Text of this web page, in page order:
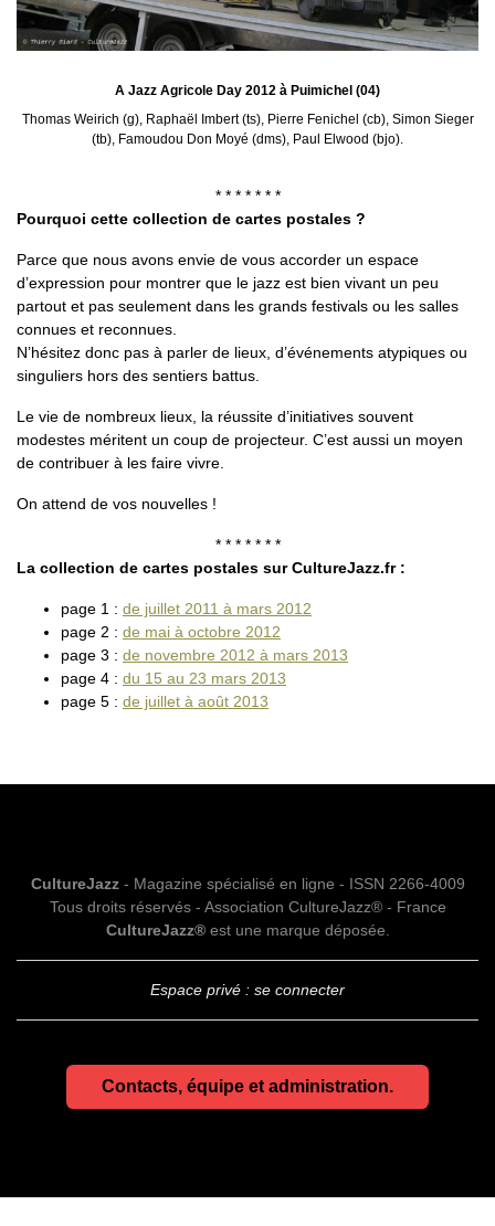
A Jazz Agricole Day 2012 à Puimichel (04)
Thomas Weirich (g), Raphaël Imbert (ts), Pierre Fenichel (cb), Simon Sieger
(tb), Famoudou Don Moyé (dms), Paul Elwood (bjo).
* * * * * * *
Pourquoi cette collection de cartes postales ?
Parce que nous avons envie de vous accorder un espace
d’expression pour montrer que le jazz est bien vivant un peu
partout et pas seulement dans les grands festivals ou les salles
connues et reconnues.
N’hésitez donc pas à parler de lieux, d’événements atypiques ou
singuliers hors des sentiers battus.
Le vie de nombreux lieux, la réussite d’initiatives souvent
modestes méritent un coup de projecteur. C’est aussi un moyen
de contribuer à les faire vivre.
On attend de vos nouvelles !
* * * * * * *
La collection de cartes postales sur CultureJazz.fr :
page 1 : de juillet 2011 à mars 2012
page 2 : de mai à octobre 2012
page 3 : de novembre 2012 à mars 2013
page 4 : du 15 au 23 mars 2013
page 5 : de juillet à août 2013
CultureJazz- Magazine spécialisé en ligne - ISSN 2266-4009
Tous droits réservés - Association CultureJazz® - France
CultureJazz®est une marque déposée.
Espace privé : se connecter
Contacts, équipe et administration.